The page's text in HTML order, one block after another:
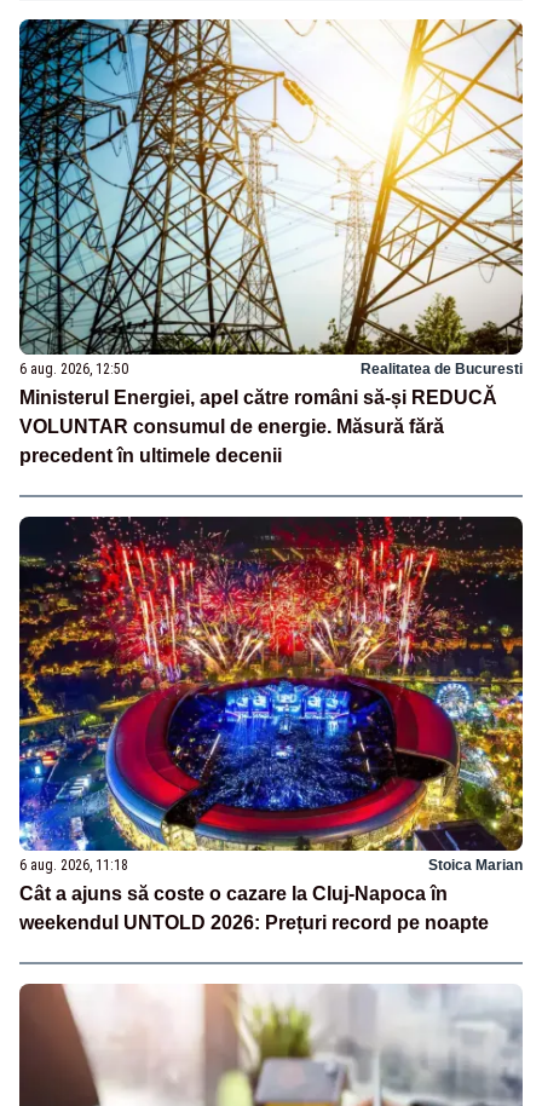
6 aug. 2026, 12:50 Realitatea de Bucuresti
Ministerul Energiei, apel către români să-și REDUCĂ
VOLUNTAR consumul de energie. Măsură fără
precedent în ultimele decenii
6 aug. 2026, 11:18 Stoica Marian
Cât a ajuns să coste o cazare la Cluj-Napoca în
weekendul UNTOLD 2026: Prețuri record pe noapte